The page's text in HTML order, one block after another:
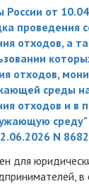
от
проведения
отходов, а
отходов,
среды
отходов и в
среду"
N
для
в